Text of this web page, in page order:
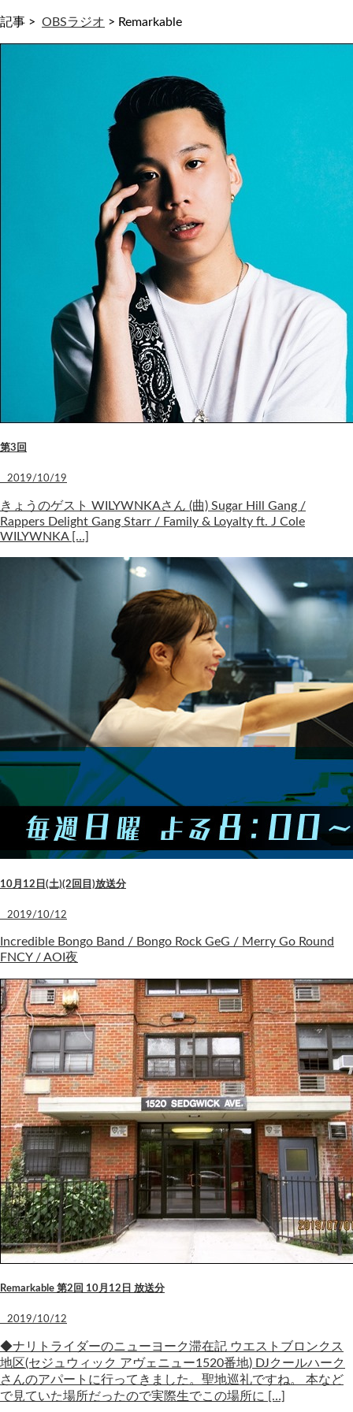
記事 > OBSラジオ > Remarkable
第3回
2019/10/19
きょうのゲスト WILYWNKAさん (曲) Sugar Hill Gang /
Rappers Delight Gang Starr / Family & Loyalty ft. J Cole
WILYWNKA […]
10月12日(土)(2回目)放送分
2019/10/12
Incredible Bongo Band / Bongo Rock GeG / Merry Go Round
FNCY / AOI夜
Remarkable 第2回 10月12日 放送分
2019/10/12
◆ナリトライダーのニューヨーク滞在記 ウエストブロンクス
地区(セジュウィック アヴェニュー1520番地) DJクールハーク
さんのアパートに行ってきました。聖地巡礼ですね。 本など
で見ていた場所だったので実際生でこの場所に […]